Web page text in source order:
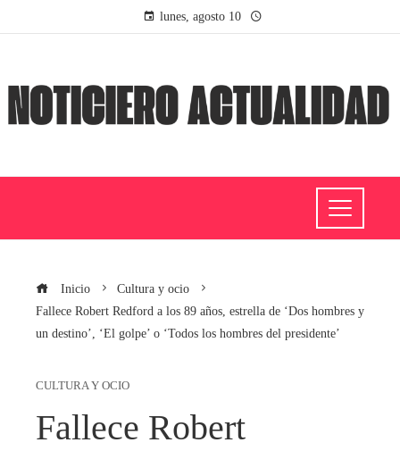
lunes, agosto 10
Inicio
Cultura y ocio
Fallece Robert Redford a los 89 años, estrella de ‘Dos hombres y
un destino’, ‘El golpe’ o ‘Todos los hombres del presidente’
CULTURA Y OCIO
Fallece Robert